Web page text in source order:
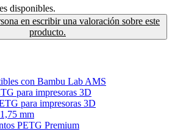
disponibles.
en escribir una valoración sobre este
producto.
con Bambu Lab AMS
para impresoras 3D
para impresoras 3D
mm
PETG Premium